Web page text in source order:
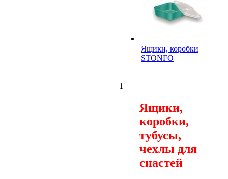
Ящики, коробки
STONFO
1
Ящики,
коробки,
тубусы,
чехлы для
снастей